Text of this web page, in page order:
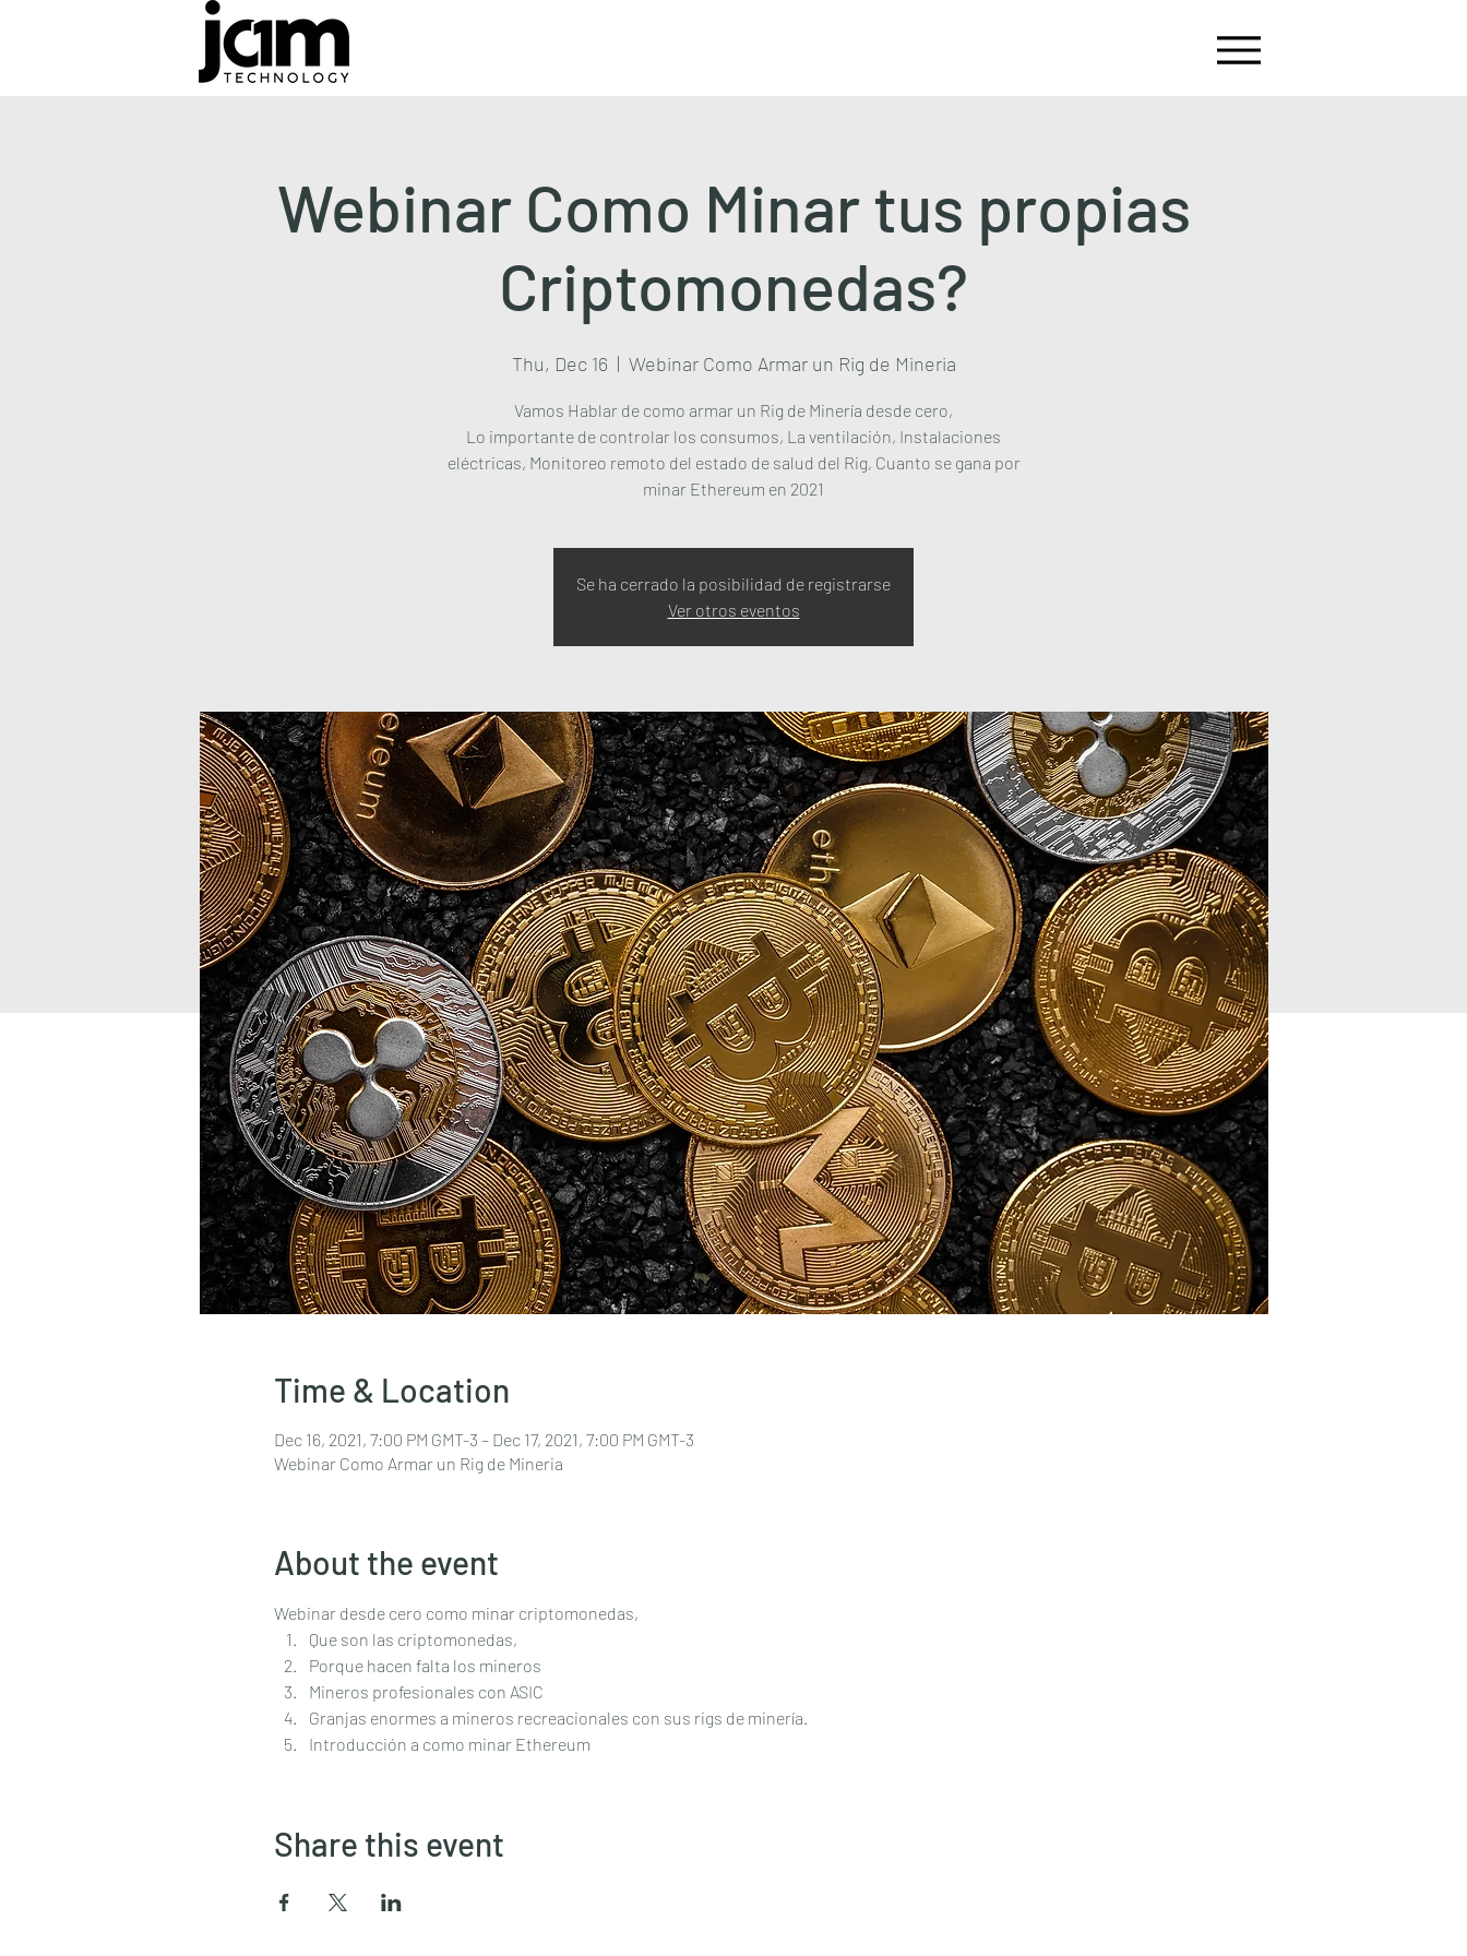
Webinar Como Minar tus propias
Criptomonedas?
Thu, Dec 16
  |
Webinar Como Armar un Rig de Mineria
Vamos Hablar de como armar un Rig de Minería desde cero,
Lo importante de controlar los consumos, La ventilación, Instalaciones
eléctricas, Monitoreo remoto del estado de salud del Rig, Cuanto se gana por
minar Ethereum en 2021
Se ha cerrado la posibilidad de registrarse
Ver otros eventos
Time & Location
Dec 16, 2021, 7:00 PM GMT-3 – Dec 17, 2021, 7:00 PM GMT-3
Webinar Como Armar un Rig de Mineria
About the event
Webinar desde cero como minar criptomonedas,
Que son las criptomonedas,
Porque hacen falta los mineros
Mineros profesionales con ASIC
Granjas enormes a mineros recreacionales con sus rigs de minería.
Introducción a como minar Ethereum
Share this event